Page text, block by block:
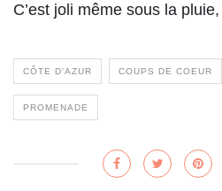
C’est joli même sous la
CÔTE D'AZUR COUPS DE COEUR
PROMENADE